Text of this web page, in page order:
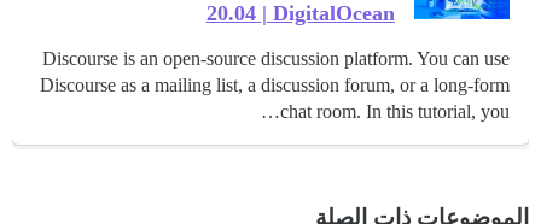
20.04 | DigitalOcean
Discourse is an open-source discussion platform. You can use
Discourse as a mailing list, a discussion forum, or a long-form
chat room. In this tutorial, you…
الموضوعات ذات الصلة